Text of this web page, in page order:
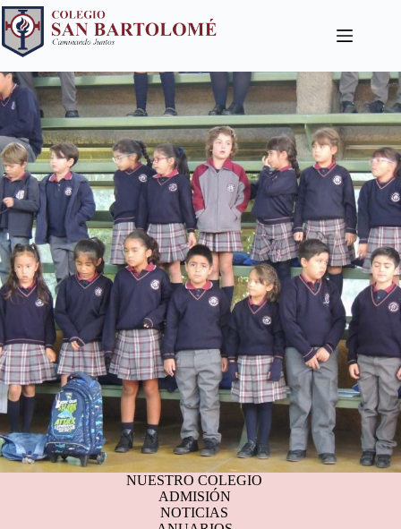
NUESTRO COLEGIO
ADMISIÓN
NOTICIAS